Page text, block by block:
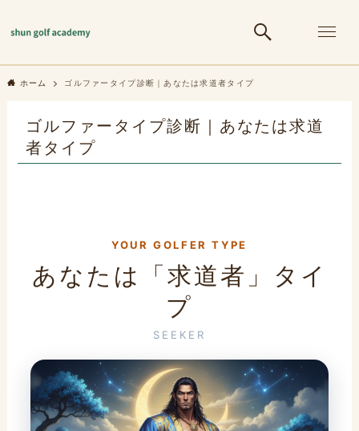
ホーム ゴルファータイプ診断｜あなたは求道者タイプ
ゴルファータイプ診断｜あなたは求道
者タイプ
YOUR GOLFER TYPE
あなたは「求道者」タイ
プ
SEEKER